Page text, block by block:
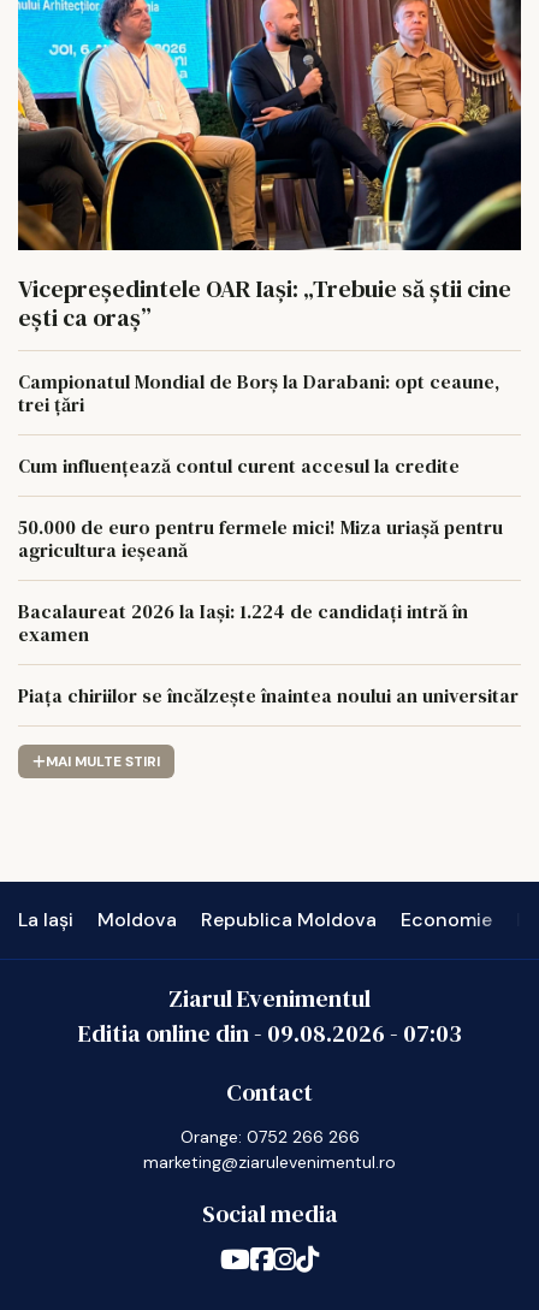
Vicepreședintele OAR Iași: „Trebuie să știi cine
ești ca oraș”
Campionatul Mondial de Borș la Darabani: opt ceaune,
trei țări
Cum influențează contul curent accesul la credite
50.000 de euro pentru fermele mici! Miza uriașă pentru
agricultura ieșeană
Bacalaureat 2026 la Iași: 1.224 de candidați intră în
examen
Piața chiriilor se încălzește înaintea noului an universitar
MAI MULTE STIRI
La Iași Moldova Republica Moldova Economie
Ziarul Evenimentul
Editia online din - 09.08.2026- 07:03
Contact
Orange: 0752 266 266
marketing@ziarulevenimentul.ro
Social media